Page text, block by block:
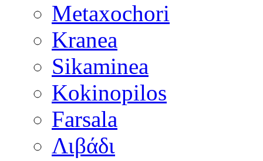
Metaxochori
Kranea
Sikaminea
Kokinopilos
Farsala
Λιβάδι